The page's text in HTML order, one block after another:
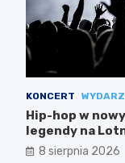
KONCERT
Hip-hop w
legendy na
8 sierpnia 2026